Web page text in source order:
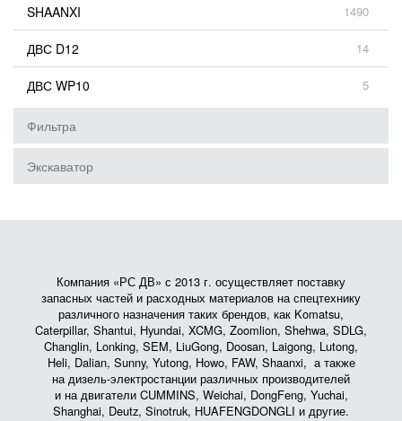
SHAANXI 1490
ДВС D12 14
ДВС WP10 5
Фильтра
Экскаватор
Компания «РС ДВ» с 2013 г. осуществляет поставку
запасных частей и расходных материалов на спецтехнику
различного назначения таких брендов, как Komatsu,
Caterpillar, Shantui, Hyundai, XCMG, Zoomlion, Shehwa, SDLG,
Changlin, Lonking, SEM, LiuGong, Doosan, Laigong, Lutong,
Heli, Dalian, Sunny, Yutong, Howo, FAW, Shaanxi, а также
на дизель-электростанции различных производителей
и на двигатели CUMMINS, Weichai, DongFeng, Yuchai,
Shanghai, Deutz, Sinotruk, HUAFENGDONGLI и другие.